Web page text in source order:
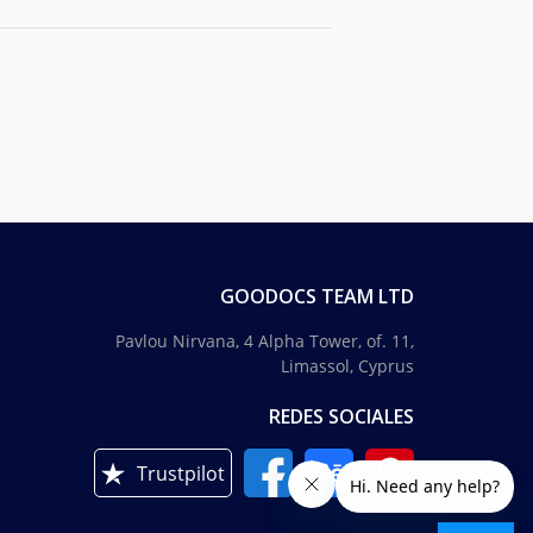
GOODOCS TEAM LTD
Pavlou Nirvana, 4 Alpha Tower, of. 11,
Limassol, Cyprus
REDES SOCIALES
Trustpilot